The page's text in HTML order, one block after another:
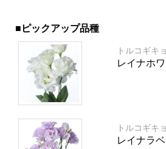
■ピックアップ品種
トルコギ
レイナホワ
トルコギ
レイナラ